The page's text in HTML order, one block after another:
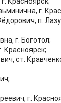
г.
п.
г. Боготол;
Красноярск;
ст.
г.